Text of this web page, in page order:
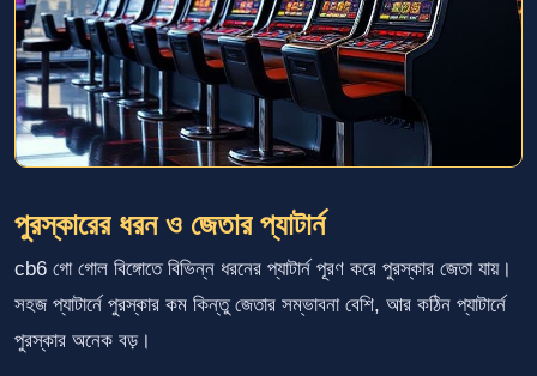
পুরস্কারের ধরন ও জেতার প্যাটার্ন
cb6 গো গোল বিঙ্গোতে বিভিন্ন ধরনের প্যাটার্ন পূরণ করে পুরস্কার জেতা যায়।
সহজ প্যাটার্নে পুরস্কার কম কিন্তু জেতার সম্ভাবনা বেশি, আর কঠিন প্যাটার্নে
পুরস্কার অনেক বড়।